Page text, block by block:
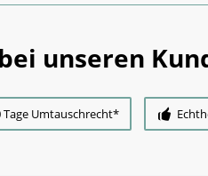
unseren
Tage Umtauschrecht*